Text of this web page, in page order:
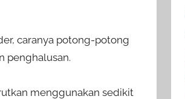
caranya potong-potong
penghalusan.
menggunakan sedikit